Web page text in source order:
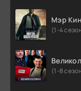
Мэр
(1-4
(1-8